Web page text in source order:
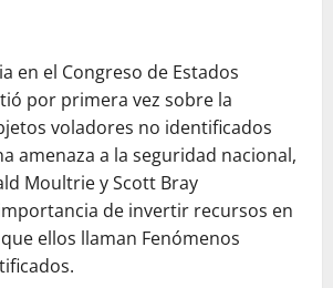
en el Congreso de Estados
por primera vez sobre la
voladores no identificados
amenaza a la seguridad nacional,
Moultrie y Scott Bray
de invertir recursos en
ellos llaman Fenómenos